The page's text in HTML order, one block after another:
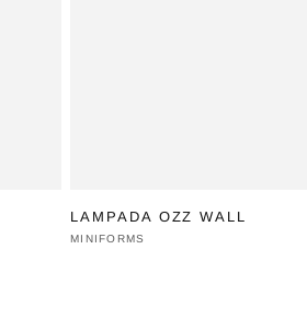
LAMPADA OZZ WALL
Produttore:
MINIFORMS